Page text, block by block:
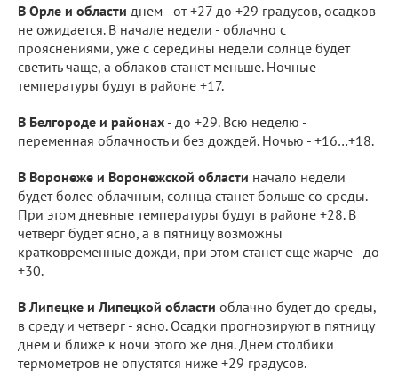
В Орле и области днем - от +27 до +29 градусов, осадков
не ожидается. В начале недели - облачно с
прояснениями, уже с середины недели солнце будет
светить чаще, а облаков станет меньше. Ночные
температуры будут в районе +17.
В Белгороде и районах - до +29. Всю неделю -
переменная облачность и без дождей. Ночью - +16…+18.
В Воронеже и Воронежской области начало недели
будет более облачным, солнца станет больше со среды.
При этом дневные температуры будут в районе +28. В
четверг будет ясно, а в пятницу возможны
кратковременные дожди, при этом станет еще жарче - до
+30.
В Липецке и Липецкой области облачно будет до среды,
в среду и четверг - ясно. Осадки прогнозируют в пятницу
днем и ближе к ночи этого же дня. Днем столбики
термометров не опустятся ниже +29 градусов.